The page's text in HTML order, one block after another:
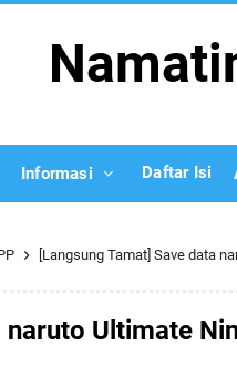
Informasi Daftar Isi
[Langsung Tamat] Save data
naruto Ultimate